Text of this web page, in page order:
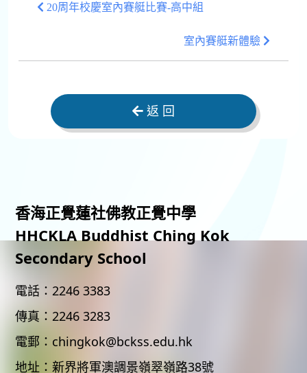
20周年校慶室內賽艇比賽-高中組
室內賽艇新體驗
返 回
香海正覺蓮社佛教正覺中學
HHCKLA Buddhist Ching Kok
Secondary School
電話： 2246 3383
傳真： 2246 3283
電郵： chingkok@bckss.edu.hk
地址： 新界將軍澳調景嶺翠嶺路38號